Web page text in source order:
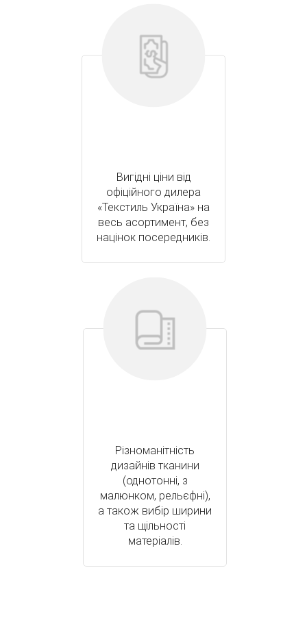
Вигідні ціни від
офіційного дилера
«Текстиль Україна» на
весь асортимент, без
націнок посередників.
Різноманітність
дизайнів тканини
(однотонні, з
малюнком, рельєфні),
а також вибір ширини
та щільності
матеріалів.